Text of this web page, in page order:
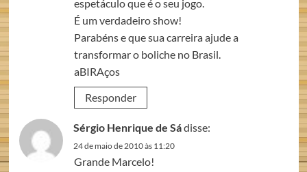
espetáculo que é o seu jogo.
É um verdadeiro show!
Parabéns e que sua carreira ajude a
transformar o boliche no Brasil.
aBIRAços
Responder
Sérgio Henrique de Sádisse:
24 de maio de 2010 às 11:20
Grande Marcelo!